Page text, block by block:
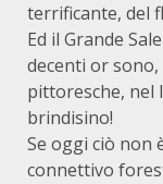
terrificante, del
Ed il Grande
decenti or
pittoresche, nel
brindisino!
Se oggi ciò non
connettivo